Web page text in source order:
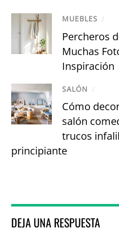
MUEBLES /
Percheros
Muchas
Inspiración
SALÓN /
Cómo
salón
trucos
principiante
DEJA UNA RESPUESTA